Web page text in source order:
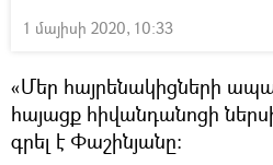
1 մայիսի 2020, 10:33
«Մեր հայրենակիցների
հայացք հիվանդանոցի
գրել է Փաշինյանը։